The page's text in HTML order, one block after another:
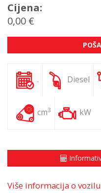
Cijena:
0,00 €
. Diesel
cm3 kW
Više informacija o vozilu